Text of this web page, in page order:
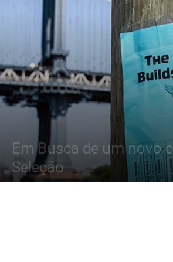
Em Busca de um novo
Seleção
Por Lucas Felix - 21 de agosto de 2017